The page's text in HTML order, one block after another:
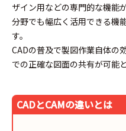
ザイン用などの専門的な機能
分野でも幅広く活用できる機
す。
CADの普及で製図作業自体の
での正確な図面の共有が可能
CADとCAMの違いとは